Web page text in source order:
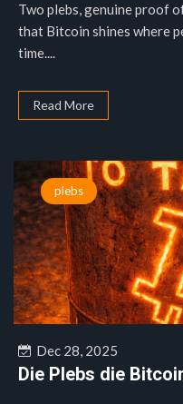
Two plebs, genuine proof
that Bitcoin shines where
time....
Read More
plebs
Dec 28, 2025
Die Plebs die